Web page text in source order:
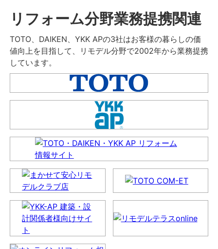
リフォーム分野業務提携関連
TOTO、DAIKEN、YKK APの3社はお客様の暮らしの価
値向上を目指して、リモデル分野で2002年から業務提携
しています。